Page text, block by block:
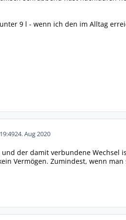
9 l - wenn ich den im Alltag
24. Aug 2020
der damit verbundene Wechsel
Vermögen. Zumindest, wenn